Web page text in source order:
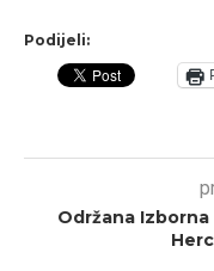
Podijeli:
Održana